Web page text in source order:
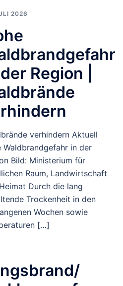
2026
Region |
verhindern Aktuell
Waldbrandgefahr in der
Bild: Ministerium für
Raum, Landwirtschaft
Durch die lang
Trockenheit in den
Wochen sowie
[…]